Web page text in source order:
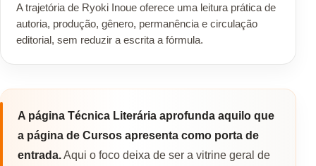
A trajetória de Ryoki Inoue oferece uma leitura prática de
autoria, produção, gênero, permanência e circulação
editorial, sem reduzir a escrita a fórmula.
A página Técnica Literária aprofunda aquilo que
a página de Cursos apresenta como porta de
entrada.Aqui o foco deixa de ser a vitrine geral de